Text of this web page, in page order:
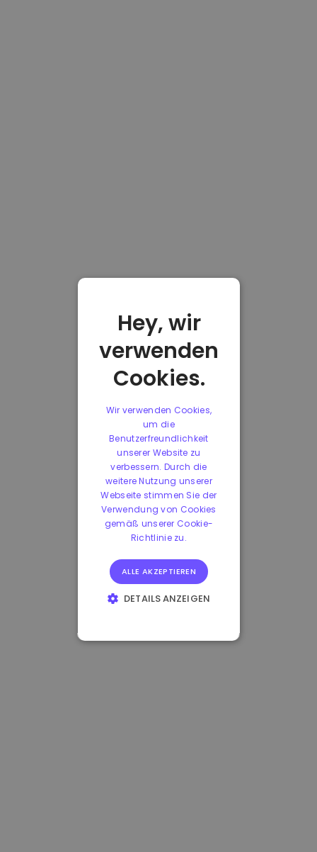
Hey, wir
verwenden
Cookies.
Wir verwenden Cookies,
um die
Benutzerfreundlichkeit
unserer Website zu
verbessern. Durch die
weitere Nutzung unserer
Webseite stimmen Sie der
Verwendung von Cookies
gemäß unserer Cookie-
Richtlinie zu.
ALLE AKZEPTIEREN
DETAILS ANZEIGEN